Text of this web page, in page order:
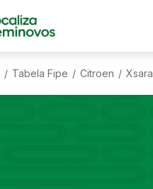
/ Tabela Fipe / Citroen / Xsara